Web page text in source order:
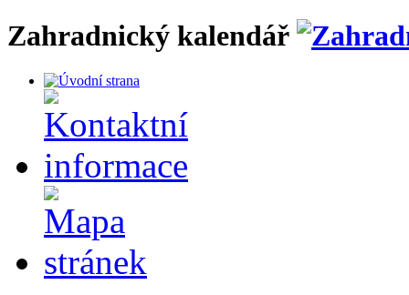
Zahradnický kalendář